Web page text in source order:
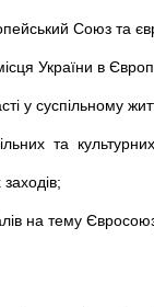
Союз та
України в
у суспільному
та
на тему